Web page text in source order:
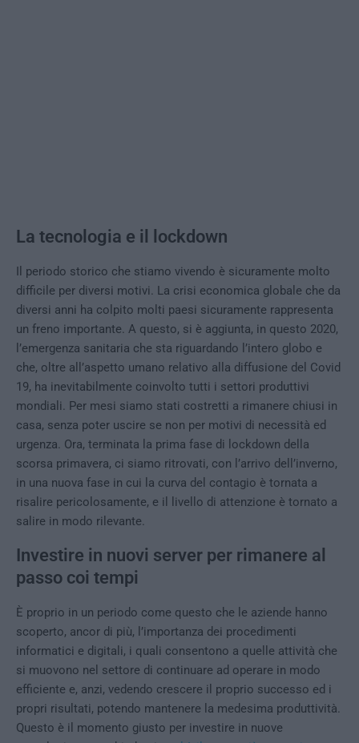
La tecnologia e il lockdown
Il periodo storico che stiamo vivendo è sicuramente molto
difficile per diversi motivi. La crisi economica globale che da
diversi anni ha colpito molti paesi sicuramente rappresenta
un freno importante. A questo, si è aggiunta, in questo 2020,
l’emergenza sanitaria che sta riguardando l’intero globo e
che, oltre all’aspetto umano relativo alla diffusione del Covid
19, ha inevitabilmente coinvolto tutti i settori produttivi
mondiali. Per mesi siamo stati costretti a rimanere chiusi in
casa, senza poter uscire se non per motivi di necessità ed
urgenza. Ora, terminata la prima fase di lockdown della
scorsa primavera, ci siamo ritrovati, con l’arrivo dell’inverno,
in una nuova fase in cui la curva del contagio è tornata a
risalire pericolosamente, e il livello di attenzione è tornato a
salire in modo rilevante.
Investire in nuovi server per rimanere al
passo coi tempi
È proprio in un periodo come questo che le aziende hanno
scoperto, ancor di più, l’importanza dei procedimenti
informatici e digitali, i quali consentono a quelle attività che
si muovono nel settore di continuare ad operare in modo
efficiente e, anzi, vedendo crescere il proprio successo ed i
propri risultati, potendo mantenere la medesima produttività.
Questo è il momento giusto per investire in nuove